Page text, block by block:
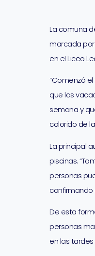
La comuna
marcada por
en el Liceo
“Comenzó
que las
semana y
colorido de
La principal
piscinas.
personas
De esta
personas
en las